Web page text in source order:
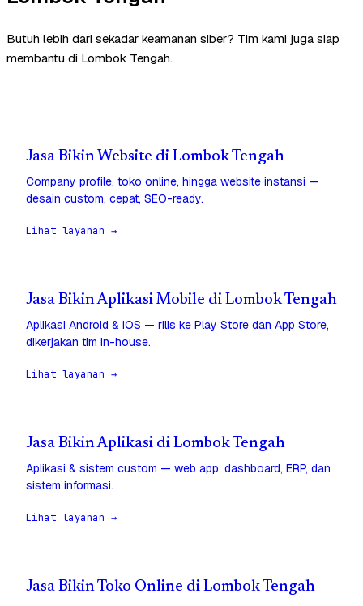
Butuh lebih dari sekadar keamanan siber? Tim kami juga siap
membantu di Lombok Tengah.
Jasa Bikin Website di Lombok Tengah
Company profile, toko online, hingga website instansi —
desain custom, cepat, SEO-ready.
Lihat layanan →
Jasa Bikin Aplikasi Mobile di Lombok Tengah
Aplikasi Android & iOS — rilis ke Play Store dan App Store,
dikerjakan tim in-house.
Lihat layanan →
Jasa Bikin Aplikasi di Lombok Tengah
Aplikasi & sistem custom — web app, dashboard, ERP, dan
sistem informasi.
Lihat layanan →
Jasa Bikin Toko Online di Lombok Tengah